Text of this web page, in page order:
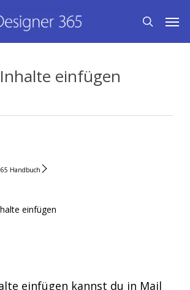
search
einfügen
Handbuch
einfügen
einfügen kannst du in Mail